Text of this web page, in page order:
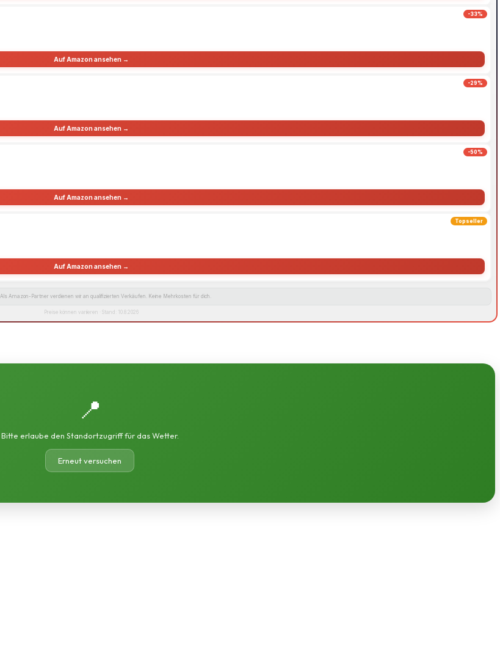
-33%
Auf Amazon ansehen →
-29%
Auf Amazon ansehen →
-50%
Auf Amazon ansehen →
Topseller
Auf Amazon ansehen →
Als Amazon-Partner verdienen wir an qualifizierten Verkäufen. Keine Mehrkosten für dich.
Preise können variieren · Stand: 10.8.2026
📍
Bitte erlaube den Standortzugriff für das Wetter.
Erneut versuchen